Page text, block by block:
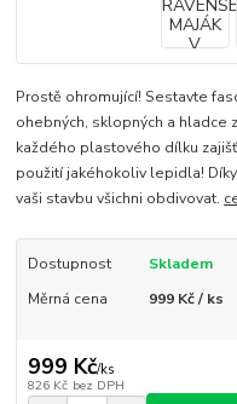
Prostě ohromující! Sestavte
ohebných, sklopných a hladce
každého plastového dílku
použití jakéhokoliv lepidla!
vaši stavbu všichni obdivovat.
Dostupnost
Skladem
Měrná cena
999 Kč / ks
999 Kč/ks
826 Kč bez DPH